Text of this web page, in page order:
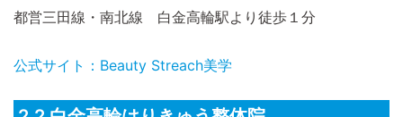
都営三田線・南北線 白金高輪駅より徒歩１分
公式サイト：Beauty Streach美学